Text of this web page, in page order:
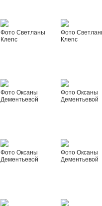
Фото Светланы
Клепс
Фото
Клепс
Фото Оксаны
Дементьевой
Фото Оксаны
Дементьевой
Фото Оксаны
Дементьевой
Фото Оксаны
Дементьевой